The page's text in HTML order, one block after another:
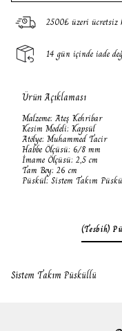
2500₺ üzeri ücretsiz
14 gün içinde iade
Ürün Açıklaması
Malzeme: Ateş Kehribar
Kesim Modeli: Kapsül
Atölye: Muhammed Tacir
Habbe Ölçüsü: 6/8 mm
İmame Ölçüsü: 2,5 cm
Tam Boy: 26 cm
Püskül: Sistem Takım
(Tesbih)
Sistem Takım Püsküllü